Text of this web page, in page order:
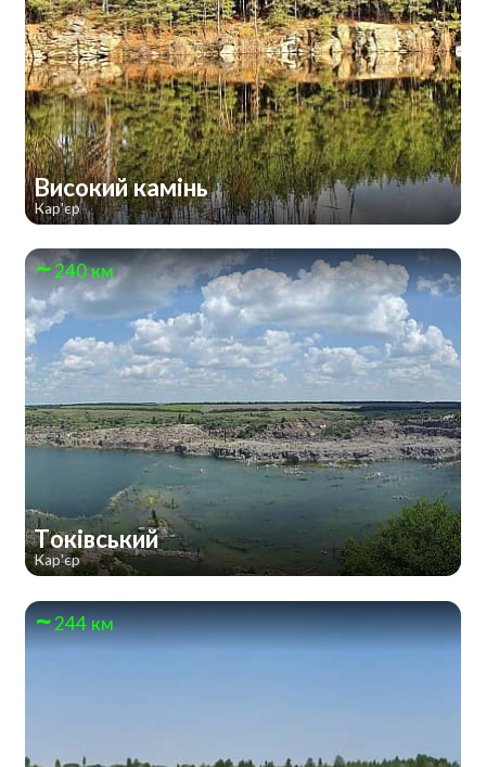
Високий камінь
Кар'єр
240 км
Токівський
Кар'єр
244 км